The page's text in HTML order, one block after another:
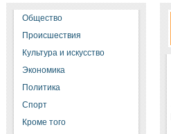
Общество
Происшествия
Культура и искусство
Экономика
Политика
Спорт
Кроме того